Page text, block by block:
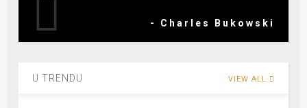
- Charles Bukowski
U TRENDU VIEW ALL